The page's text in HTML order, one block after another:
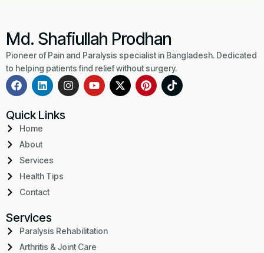
Md. Shafiullah Prodhan
Pioneer of Pain and Paralysis specialist in Bangladesh. Dedicated
to helping patients find relief without surgery.
Quick Links
Home
About
Services
Health Tips
Contact
Services
Paralysis Rehabilitation
Arthritis & Joint Care